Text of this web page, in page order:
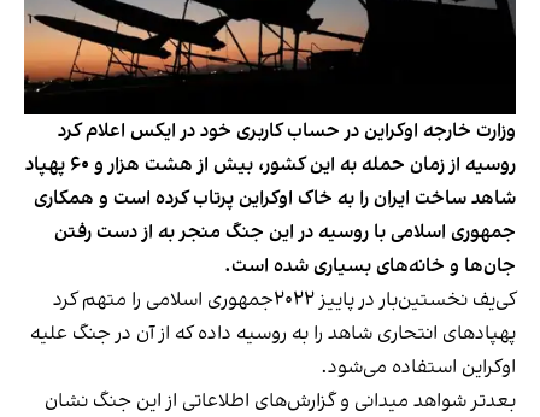
وزارت خارجه اوکراین در حساب کاربری خود در ایکس اعلام کرد
روسیه از زمان حمله به این کشور، بیش از هشت هزار و ۶۰ پهپاد
شاهد ساخت ایران را به خاک اوکراین پرتاب کرده است و همکاری
جمهوری اسلامی با روسیه در این جنگ منجر به از دست رفتن
جان‌ها و خانه‌های بسیاری شده است.
کی‌یف نخستین‌بار در پاییز ۲۰۲۲جمهوری اسلامی را متهم کرد
پهپادهای انتحاری شاهد را به روسیه داده که از آن در جنگ علیه
اوکراین استفاده می‌شود.
بعدتر شواهد میدانی و گزارش‌های اطلاعاتی از این جنگ نشان